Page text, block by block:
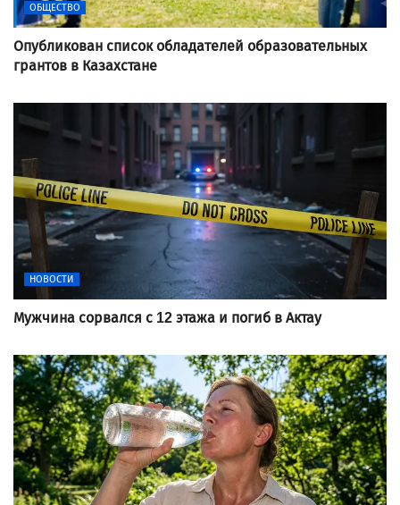
ОБЩЕСТВО
Опубликован список обладателей образовательных
грантов в Казахстане
НОВОСТИ
Мужчина сорвался с 12 этажа и погиб в Актау